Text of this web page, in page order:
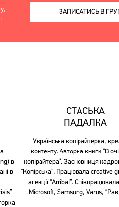
ЗАПИСАТИСЬ В
в
в
СТАСЬКА
ПАДАЛКА
Українська копірайтерка,
контенту. Авторка книги “В
копірайтера”. Засновниця
“Копірська”. Працювала creative
агенції “Arriba!”.
Microsoft, Samsung, Varus,